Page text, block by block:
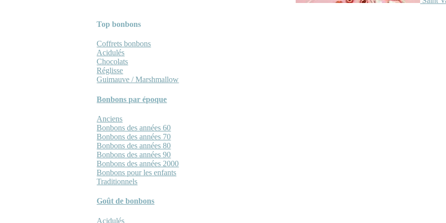
Top bonbons
Coffrets bonbons
Acidulés
Chocolats
Réglisse
Guimauve / Marshmallow
Bonbons par époque
Anciens
Bonbons des années 60
Bonbons des années 70
Bonbons des années 80
Bonbons des années 90
Bonbons des années 2000
Bonbons pour les enfants
Traditionnels
Goût de bonbons
Acidulés